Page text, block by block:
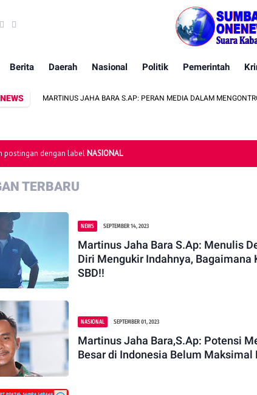
Berita Daerah Nasional Politik Pemerintah
MARTINUS JAHA BARA S.AP: PERAN MEDIA DALAM MENGONTROL
postingan dengan label NASIONAL
TERBARU
NEWS SEPTEMBER 14, 2023
Martinus Jaha Bara S.Ap: Menulis
Diri Mengukir Indahnya, Bagaimana
SBD!!
NASIONAL SEPTEMBER 01, 2023
Martinus Jaha Bara,S.Ap: Potensi
Besar di Indonesia Belum Maksimal